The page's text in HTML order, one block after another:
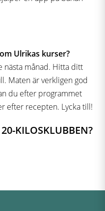
Ulrikas kurser?
nästa månad. Hitta ditt
Maten är verkligen god
du efter programmet
efter recepten. Lycka till!
KILOSKLUBBEN?